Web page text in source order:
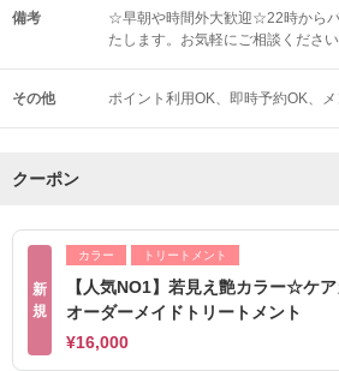
備考
☆早朝や時間外大歓迎☆22時から
たします。お気軽にご相談くださ
その他 ポイント利用OK 即時予約OK
クーポン
新
規
カラー トリートメント
【人気NO1】若見え艶カラー☆ケ
オーダーメイドトリートメント
¥16,000